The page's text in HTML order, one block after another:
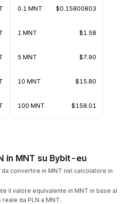
0.1 MNT $0.15800803
1 MNT $1.58
5 MNT $7.90
10 MNT $15.80
100 MNT $158.01
in MNT su Bybit-eu
convertire in MNT nel calcolatore in
il valore equivalente in MNT in base al
da PLN a MNT.